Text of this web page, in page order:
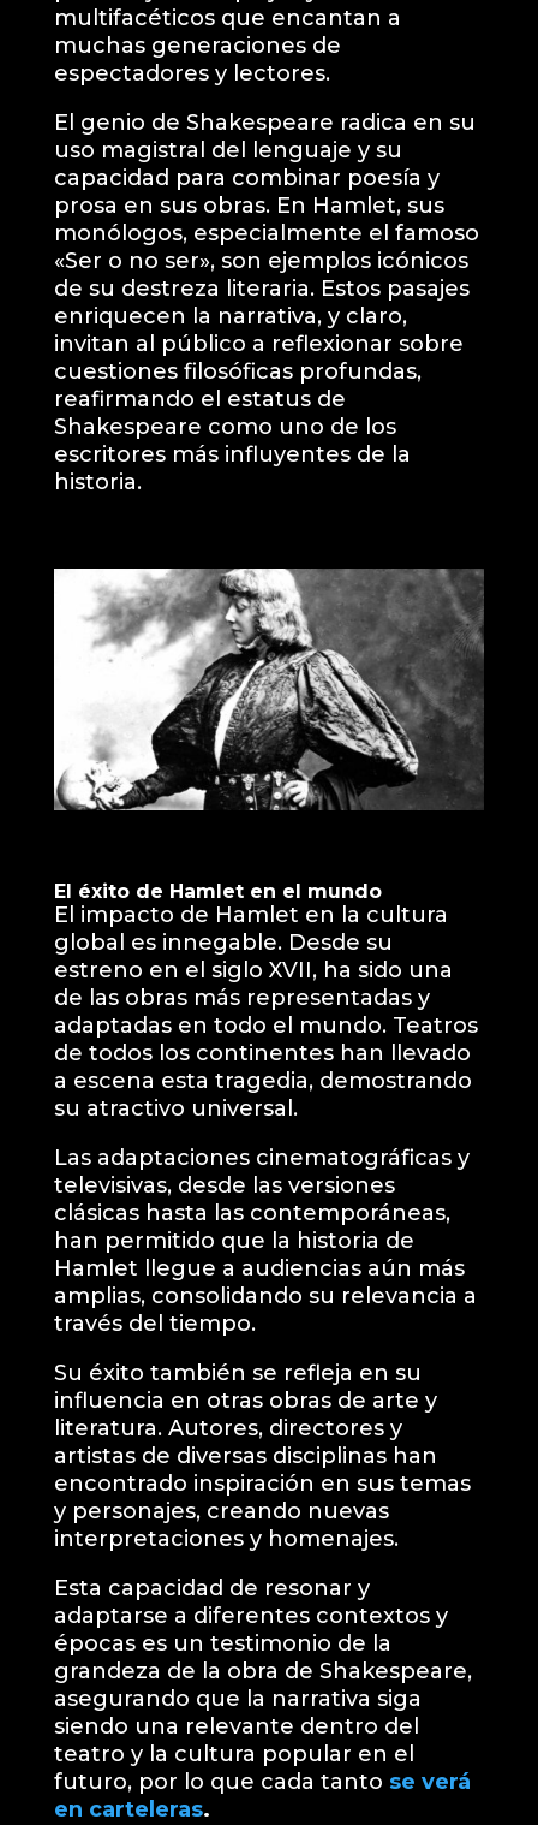
multifacéticos que encantan a
muchas generaciones de
espectadores y lectores.
El genio de Shakespeare radica en su
uso magistral del lenguaje y su
capacidad para combinar poesía y
prosa en sus obras. En Hamlet, sus
monólogos, especialmente el famoso
«Ser o no ser», son ejemplos icónicos
de su destreza literaria. Estos pasajes
enriquecen la narrativa, y claro,
invitan al público a reflexionar sobre
cuestiones filosóficas profundas,
reafirmando el estatus de
Shakespeare como uno de los
escritores más influyentes de la
historia.
El éxito de Hamlet en el mundo
El impacto de Hamlet en la cultura
global es innegable. Desde su
estreno en el siglo XVII, ha sido una
de las obras más representadas y
adaptadas en todo el mundo. Teatros
de todos los continentes han llevado
a escena esta tragedia, demostrando
su atractivo universal.
Las adaptaciones cinematográficas y
televisivas, desde las versiones
clásicas hasta las contemporáneas,
han permitido que la historia de
Hamlet llegue a audiencias aún más
amplias, consolidando su relevancia a
través del tiempo.
Su éxito también se refleja en su
influencia en otras obras de arte y
literatura. Autores, directores y
artistas de diversas disciplinas han
encontrado inspiración en sus temas
y personajes, creando nuevas
interpretaciones y homenajes.
Esta capacidad de resonar y
adaptarse a diferentes contextos y
épocas es un testimonio de la
grandeza de la obra de Shakespeare,
asegurando que la narrativa siga
siendo una relevante dentro del
teatro y la cultura popular en el
futuro, por lo que cada tanto se verá
en carteleras.